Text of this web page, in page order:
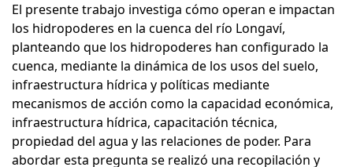
El presente trabajo investiga cómo operan e impactan
los hidropoderes en la cuenca del río Longaví,
planteando que los hidropoderes han configurado la
cuenca, mediante la dinámica de los usos del suelo,
infraestructura hídrica y políticas mediante
mecanismos de acción como la capacidad económica,
infraestructura hídrica, capacitación técnica,
propiedad del agua y las relaciones de poder. Para
abordar esta pregunta se realizó una recopilación y